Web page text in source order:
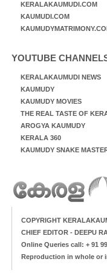
KERALAKAUMUDI.COM
KAUMUDI.COM
YOUTUBE
KERALAKAUMUDI NEWS
KAUMUDY
KAUMUDY MOVIES
THE REAL TASTE OF
AROGYA KAUMUDY
KERALA 360
KAUMUDY SNAKE
COPYRIGHT
CHIEF EDITOR - DEEPU
Online Queries call: + 91
Reproduction in whole or